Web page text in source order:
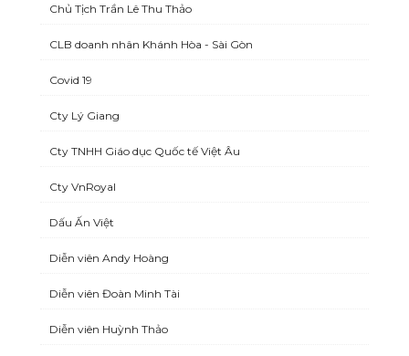
Chủ Tịch Trần Lê Thu Thảo
CLB doanh nhân Khánh Hòa - Sài Gòn
Covid 19
Cty Lý Giang
Cty TNHH Giáo dục Quốc tế Việt Âu
Cty VnRoyal
Dấu Ấn Việt
Diễn viên Andy Hoàng
Diễn viên Đoàn Minh Tài
Diễn viên Huỳnh Thảo